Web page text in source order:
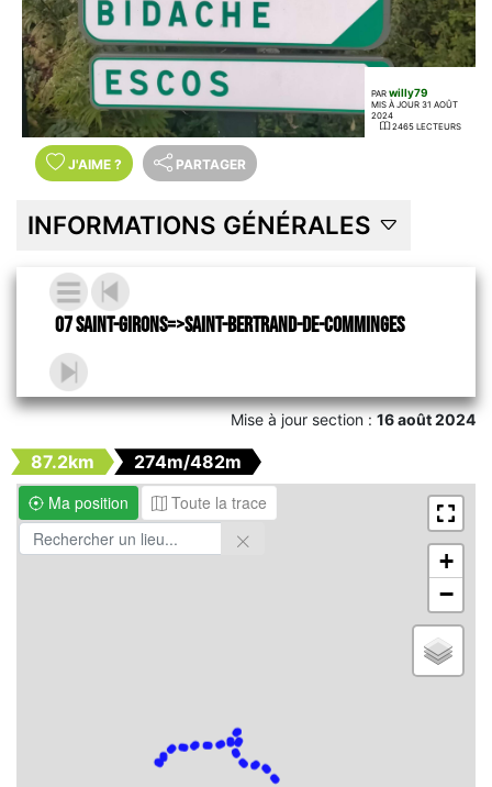
PAR willy79
MIS À JOUR 31 AOÛT
2024
2465 LECTEURS
J'AIME ? PARTAGER
INFORMATIONS GÉNÉRALES
07 Saint-Girons=>Saint-Bertrand-de-Comminges
Mise à jour section :16 août 2024
87.2km
274m/482m
Ma position
Toute la trace
+
−